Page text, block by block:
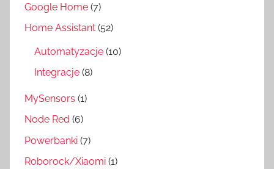
Google Home (7)
Home Assistant (52)
Automatyzacje (10)
Integracje (8)
MySensors (1)
Node Red (6)
Powerbanki (7)
Roborock/Xiaomi (1)